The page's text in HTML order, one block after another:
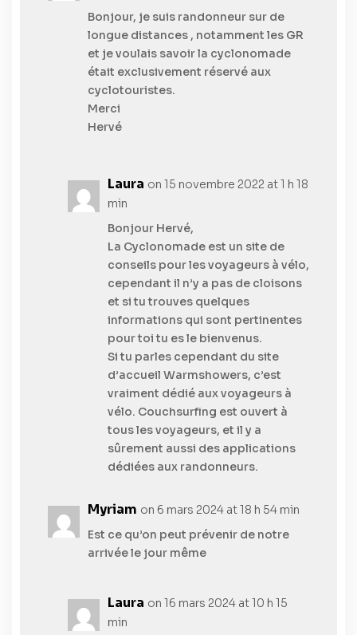
Bonjour, je suis randonneur sur de
longue distances , notamment les GR
et je voulais savoir la cyclonomade
était exclusivement réservé aux
cyclotouristes.
Merci
Hervé
Laura on 15 novembre 2022 at 1 h 18
min
Bonjour Hervé,
La Cyclonomade est un site de
conseils pour les voyageurs à vélo,
cependant il n’y a pas de cloisons
et si tu trouves quelques
informations qui sont pertinentes
pour toi tu es le bienvenus.
Si tu parles cependant du site
d’accueil Warmshowers, c’est
vraiment dédié aux voyageurs à
vélo. Couchsurfing est ouvert à
tous les voyageurs, et il y a
sûrement aussi des applications
dédiées aux randonneurs.
Myriam on 6 mars 2024 at 18 h 54 min
Est ce qu’on peut prévenir de notre
arrivée le jour même
Laura on 16 mars 2024 at 10 h 15
min